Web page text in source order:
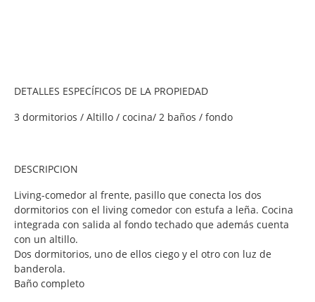
DETALLES ESPECÍFICOS DE LA PROPIEDAD
3 dormitorios / Altillo / cocina/ 2 baños / fondo
DESCRIPCION
Living-comedor al frente, pasillo que conecta los dos
dormitorios con el living comedor con estufa a leña. Cocina
integrada con salida al fondo techado que además cuenta
con un altillo.
Dos dormitorios, uno de ellos ciego y el otro con luz de
banderola.
Baño completo